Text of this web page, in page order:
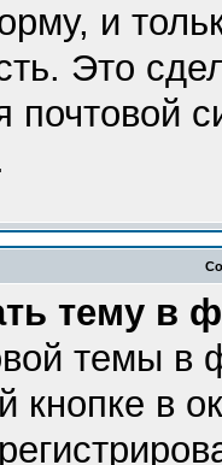
и
Это
почтовой
тему в
темы в
кнопке в